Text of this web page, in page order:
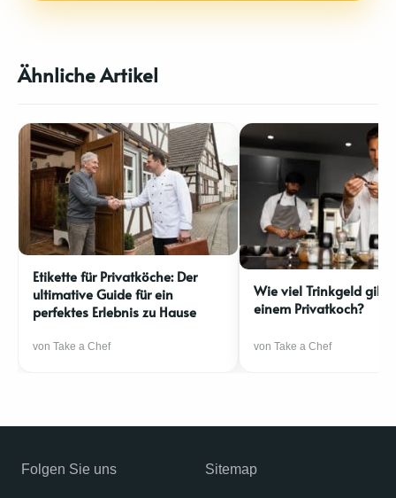
Ähnliche Artikel
Etikette für Privatköche: Der
ultimative Guide für ein
perfektes Erlebnis zu Hause
von Take a Chef
Wie viel Trinkgeld gibt
einem Privatkoch?
von Take a Chef
Folgen Sie uns Sitemap